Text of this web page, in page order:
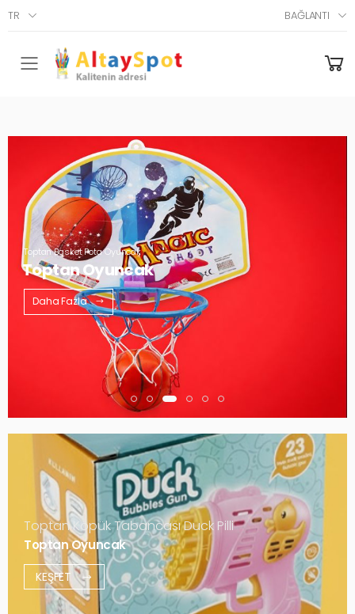
TR BAĞLANTI
Menü
Toptan Basket Pota Oyuncak
Toptan Oyuncak
Daha Fazla
Toptan Köpük Tabancası Duck Pilli
Toptan Oyuncak
KEŞFET